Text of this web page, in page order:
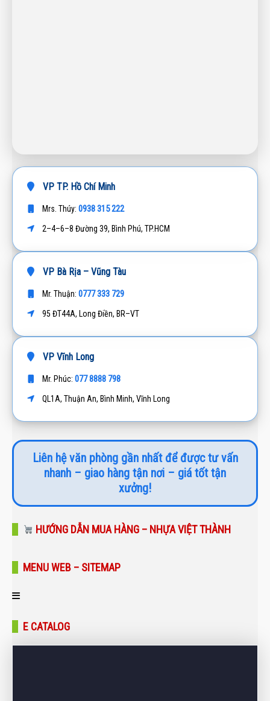
VP TP. Hồ Chí Minh
Mrs. Thúy: 0938 315 222
2–4–6–8 Đường 39, Bình Phú, TP.HCM
VP Bà Rịa – Vũng Tàu
Mr. Thuận: 0777 333 729
95 ĐT44A, Long Điền, BR–VT
VP Vĩnh Long
Mr. Phúc: 077 8888 798
QL1A, Thuận An, Bình Minh, Vĩnh Long
Liên hệ văn phòng gần nhất để được tư vấn
nhanh – giao hàng tận nơi – giá tốt tận
xưởng!
HƯỚNG DẪN MUA HÀNG – NHỰA VIỆT THÀNH
MENU WEB – SITEMAP
Trang chủ
E CATALOG